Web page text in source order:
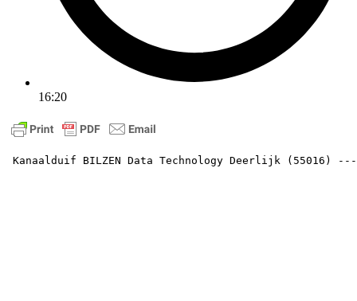
16:20
Kanaalduif BILZEN Data Technology